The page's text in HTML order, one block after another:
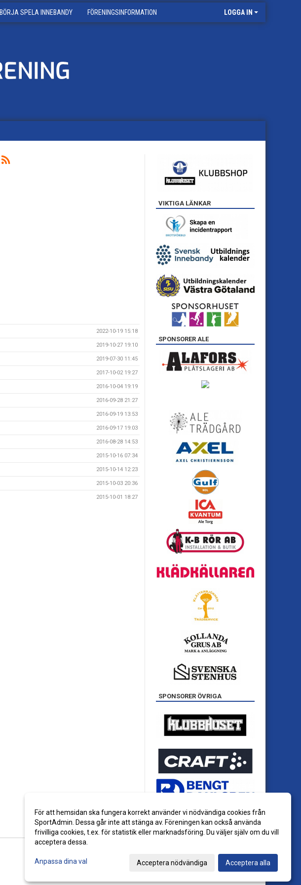
BÖRJA SPELA INNEBANDY FÖRENINGSINFORMATION LOGGA IN
2022-10-19 15:18
2019-10-27 19:10
2019-07-30 11:45
2017-10-02 19:27
2016-10-04 19:19
2016-09-28 21:27
2016-09-19 13:53
2016-09-17 19:03
2016-08-28 14:53
2015-10-16 07:34
2015-10-14 12:23
2015-10-03 20:36
2015-10-01 18:27
VIKTIGA LÄNKAR
SPONSORER ALE
SPONSORER ÖVRIGA
För att hemsidan ska fungera korrekt använder vi nödvändiga cookies från
SportAdmin. Dessa går inte att stänga av. Föreningen kan också använda
frivilliga cookies, t.ex. för statistik eller marknadsföring. Du väljer själv om du vill
acceptera dessa.
Anpassa dina val Acceptera nödvändiga Acceptera alla